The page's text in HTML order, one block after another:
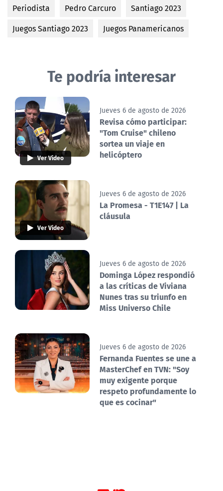
Periodista Pedro Carcuro
Santiago 2023
Juegos Santiago 2023
Juegos Panamericanos
Te podría interesar
Ver Video
Jueves 6 de agosto de 2026
Revisa cómo participar:
"Tom Cruise" chileno
sortea un viaje en
helicóptero
Ver Video
Jueves 6 de agosto de 2026
La Promesa - T1E147 | La
cláusula
Jueves 6 de agosto de 2026
Dominga López respondió
a las críticas de Viviana
Nunes tras su triunfo en
Miss Universo Chile
Jueves 6 de agosto de 2026
Fernanda Fuentes se une a
MasterChef en TVN: "Soy
muy exigente porque
respeto profundamente lo
que es cocinar"